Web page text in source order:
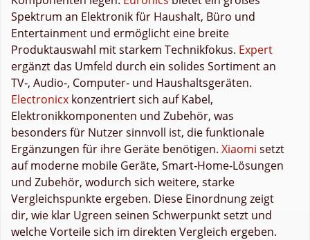
Spektrum an Elektronik für Haushalt, Büro und
Entertainment und ermöglicht eine breite
Produktauswahl mit starkem Technikfokus. Expert
ergänzt das Umfeld durch ein solides Sortiment an
TV‑, Audio‑, Computer‑ und Haushaltsgeräten.
Electronicx konzentriert sich auf Kabel,
Elektronikkomponenten und Zubehör, was
besonders für Nutzer sinnvoll ist, die funktionale
Ergänzungen für ihre Geräte benötigen. Xiaomi setzt
auf moderne mobile Geräte, Smart‑Home‑Lösungen
und Zubehör, wodurch sich weitere, starke
Vergleichspunkte ergeben. Diese Einordnung zeigt
dir, wie klar Ugreen seinen Schwerpunkt setzt und
welche Vorteile sich im direkten Vergleich ergeben.